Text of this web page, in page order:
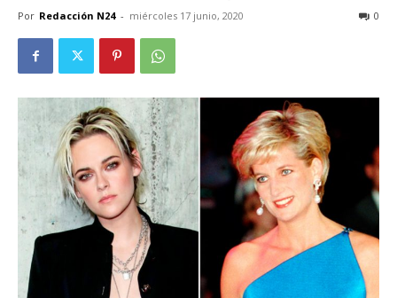
Por Redacción N24 - miércoles 17 junio, 2020 0